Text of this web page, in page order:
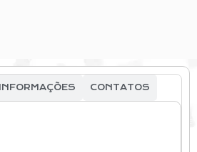
INFORMAÇÕES CONTATOS